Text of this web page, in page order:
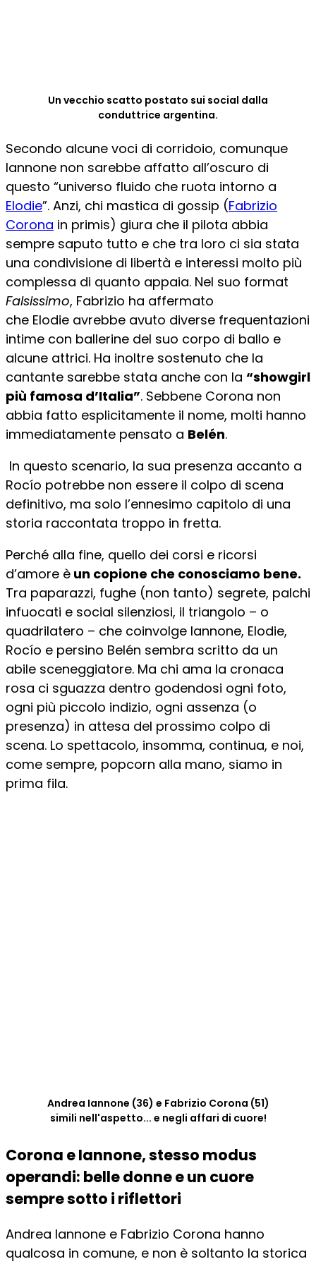
Un vecchio scatto postato sui social dalla
conduttrice argentina.
Secondo alcune voci di corridoio, comunque
Iannone non sarebbe affatto all’oscuro di
questo “universo fluido che ruota intorno a
Elodie”. Anzi, chi mastica di gossip (Fabrizio
Corona in primis) giura che il pilota abbia
sempre saputo tutto e che tra loro ci sia stata
una condivisione di libertà e interessi molto più
complessa di quanto appaia. Nel suo format
Falsissimo, Fabrizio ha affermato
che Elodie avrebbe avuto diverse frequentazioni
intime con ballerine del suo corpo di ballo e
alcune attrici. Ha inoltre sostenuto che la
cantante sarebbe stata anche con la “showgirl
più famosa d’Italia”. Sebbene Corona non
abbia fatto esplicitamente il nome, molti hanno
immediatamente pensato a Belén.
In questo scenario, la sua presenza accanto a
Rocío potrebbe non essere il colpo di scena
definitivo, ma solo l’ennesimo capitolo di una
storia raccontata troppo in fretta.
Perché alla fine, quello dei corsi e ricorsi
d’amore è un copione che conosciamo bene.
Tra paparazzi, fughe (non tanto) segrete, palchi
infuocati e social silenziosi, il triangolo – o
quadrilatero – che coinvolge Iannone, Elodie,
Rocío e persino Belén sembra scritto da un
abile sceneggiatore. Ma chi ama la cronaca
rosa ci sguazza dentro godendosi ogni foto,
ogni più piccolo indizio, ogni assenza (o
presenza) in attesa del prossimo colpo di
scena. Lo spettacolo, insomma, continua, e noi,
come sempre, popcorn alla mano, siamo in
prima fila.
Andrea Iannone (36) e Fabrizio Corona (51)
simili nell'aspetto... e negli affari di cuore!
Corona e Iannone, stesso modus
operandi: belle donne e un cuore
sempre sotto i riflettori
Andrea Iannone e Fabrizio Corona hanno
qualcosa in comune, e non è soltanto la storica